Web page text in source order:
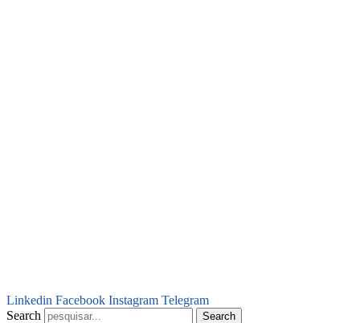
Linkedin Facebook Instagram Telegram
Search
Search